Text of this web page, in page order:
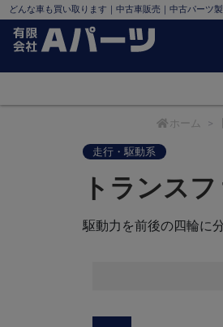
どんな車も買い取ります｜中古車販売｜中古パーツ
ホーム
走行・駆動系
トランス
駆動力を前後の四輪に